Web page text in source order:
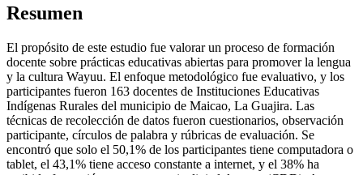
Resumen
El propósito de este estudio fue valorar un proceso de formación
docente sobre prácticas educativas abiertas para promover la lengua
y la cultura Wayuu. El enfoque metodológico fue evaluativo, y los
participantes fueron 163 docentes de Instituciones Educativas
Indígenas Rurales del municipio de Maicao, La Guajira. Las
técnicas de recolección de datos fueron cuestionarios, observación
participante, círculos de palabra y rúbricas de evaluación. Se
encontró que solo el 50,1% de los participantes tiene computadora o
tablet, el 43,1% tiene acceso constante a internet, y el 38% ha